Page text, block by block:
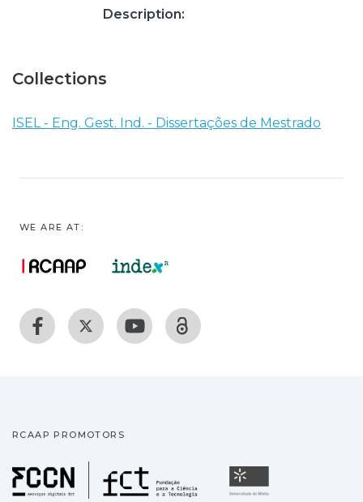
Description:
Collections
ISEL - Eng. Gest. Ind. - Dissertações de Mestrado
WE ARE AT:
RCAAP PROMOTORS
Fundação para a